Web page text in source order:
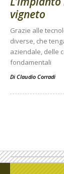
vigneto
Grazie alle
diverse, che
aziendale, delle
fondamentali
Di Claudio Corradi